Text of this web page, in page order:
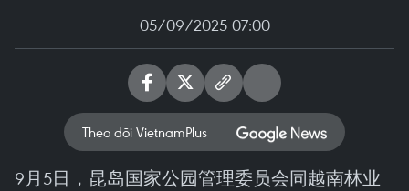
05/09/2025 07:00
Theo dõi VietnamPlus
9月5日，昆岛国家公园管理委员会同越南林业